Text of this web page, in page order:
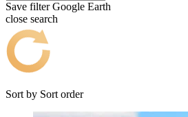
Save filter Google Earth
close search
Sort by Sort order